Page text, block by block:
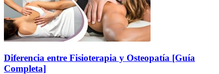
Diferencia entre Fisioterapia y Osteopatía [Guía
Completa]